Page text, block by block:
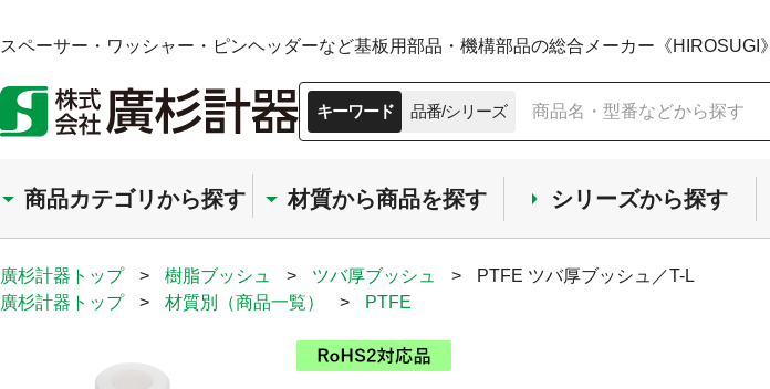
スペーサー・ワッシャー・ピンヘッダーなど基板用部品・機構部品の総合メーカー《HIROSUGI》
キーワード 品番/シリーズ
商品カテゴリから探す 材質から商品を探す シリーズから探す
廣杉計器トップ > 樹脂ブッシュ > ツバ厚ブッシュ >
PTFE ツバ厚ブッシュ／T-L
廣杉計器トップ
> 材質別（商品一覧） > PTFE